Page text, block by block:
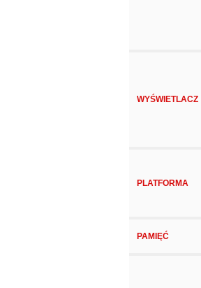
WYŚWIETLACZ
PLATFORMA
PAMIĘĆ